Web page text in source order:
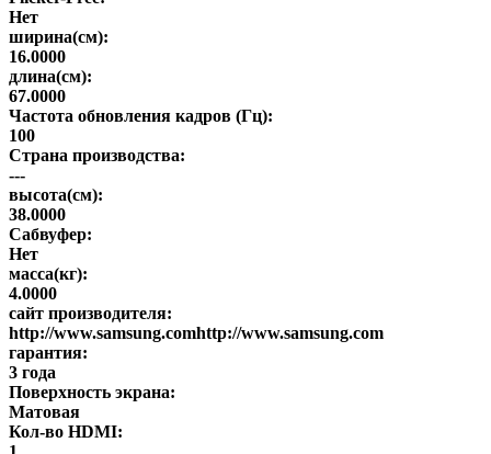
Нет
ширина(см):
16.0000
длина(см):
67.0000
Частота обновления кадров (Гц):
100
Страна производства:
---
высота(см):
38.0000
Сабвуфер:
Нет
масса(кг):
4.0000
сайт производителя:
http://www.samsung.comhttp://www.samsung.com
гарантия:
3 года
Поверхность экрана:
Матовая
Кол-во HDMI: